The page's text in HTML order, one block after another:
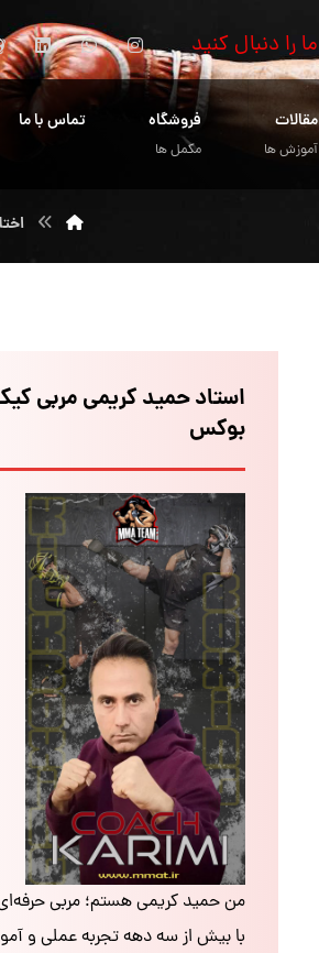
ما را دنبال کنید
مقالات
آموزش ها
فروشگاه
مکمل ها
تماس با ما
استاد حمید کریمی مربی
بوکس
من حمید کریمی هستم؛ مربی
با بیش از سه دهه تجربه عملی و